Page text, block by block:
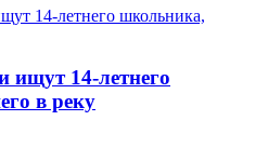
ищут 14-летнего
в реку